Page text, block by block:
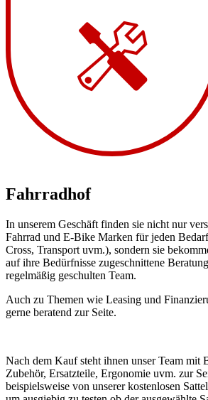
Fahrradhof
In unserem Geschäft finden sie nicht nur
Fahrrad und E-Bike Marken für jeden
Cross, Transport uvm.), sondern sie
auf ihre Bedürfnisse zugeschnittene
regelmäßig geschulten Team.
Auch zu Themen wie Leasing und
gerne beratend zur Seite.
Nach dem Kauf steht ihnen unser Team mit
Zubehör, Ersatzteile, Ergonomie uvm. zur
beispielsweise von unserer kostenlosen